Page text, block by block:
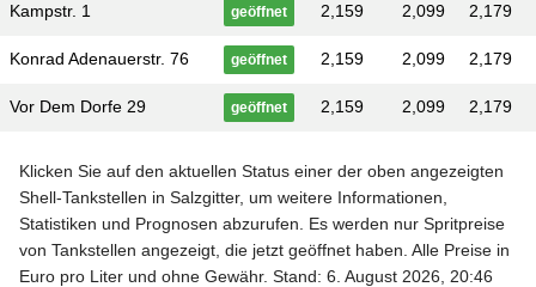
Kampstr. 1 geöffnet 2,159 2,099 2,179
Konrad Adenauerstr. 76 geöffnet 2,159 2,099 2,179
Vor Dem Dorfe 29 geöffnet 2,159 2,099 2,179
Klicken Sie auf den aktuellen Status einer der oben angezeigten
Shell-Tankstellen in Salzgitter, um weitere Informationen,
Statistiken und Prognosen abzurufen. Es werden nur Spritpreise
von Tankstellen angezeigt, die jetzt geöffnet haben. Alle Preise in
Euro pro Liter und ohne Gewähr. Stand: 6. August 2026, 20:46